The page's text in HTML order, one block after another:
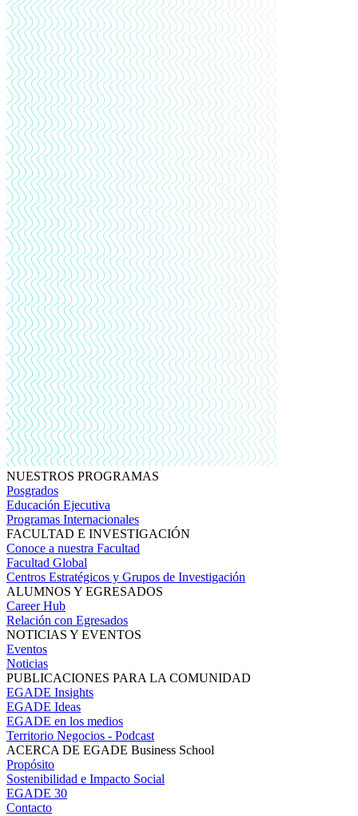
NUESTROS PROGRAMAS
Posgrados
Educación Ejecutiva
Programas Internacionales
FACULTAD E INVESTIGACIÓN
Conoce a nuestra Facultad
Facultad Global
Centros Estratégicos y Grupos de Investigación
ALUMNOS Y EGRESADOS
Career Hub
Relación con Egresados
NOTICIAS Y EVENTOS
Eventos
Noticias
PUBLICACIONES PARA LA COMUNIDAD
EGADE Insights
EGADE Ideas
EGADE en los medios
Territorio Negocios - Podcast
ACERCA DE EGADE Business School
Propósito
Sostenibilidad e Impacto Social
EGADE 30
Contacto